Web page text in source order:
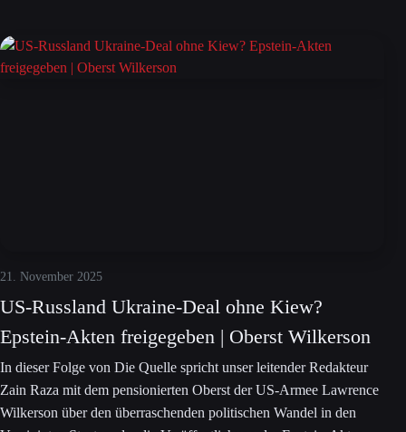
21. November 2025
US-Russland Ukraine-Deal ohne Kiew?
Epstein-Akten freigegeben | Oberst Wilkerson
In dieser Folge von Die Quelle spricht unser leitender Redakteur
Zain Raza mit dem pensionierten Oberst der US-Armee Lawrence
Wilkerson über den überraschenden politischen Wandel in den